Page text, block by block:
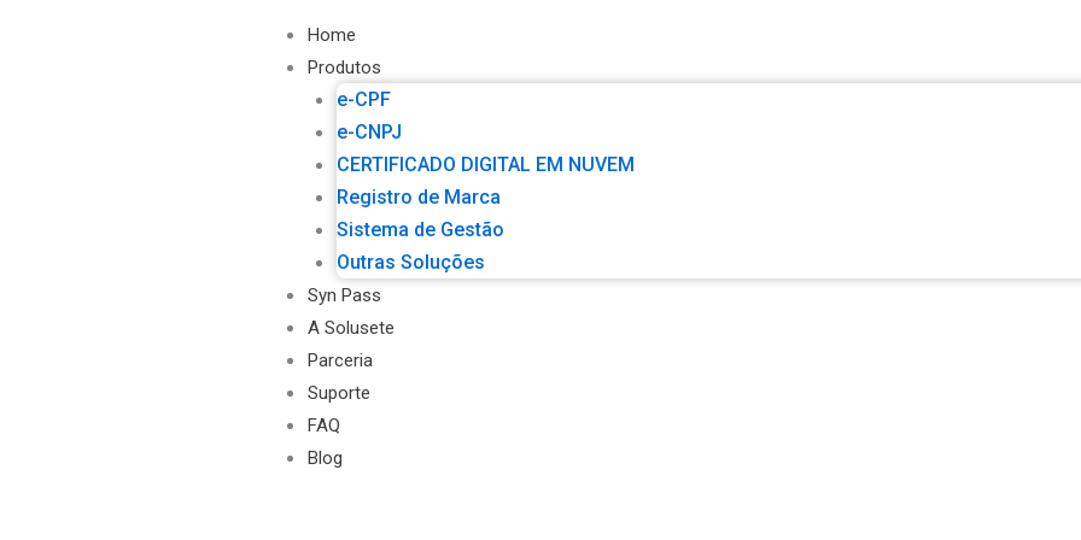
Home
Produtos
e-CPF
e-CNPJ
CERTIFICADO DIGITAL EM NUVEM
Registro de Marca
Sistema de Gestão
Outras Soluções
Syn Pass
A Solusete
Parceria
Suporte
FAQ
Blog